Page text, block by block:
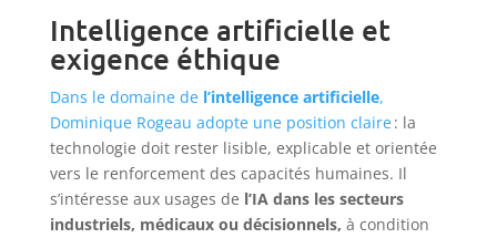
Intelligence artificielle et
exigence éthique
Dans le domaine del’intelligence artificielle,
Dominique Rogeau adopte une position claire: la
technologie doit rester lisible, explicable et orientée
vers le renforcement des capacités humaines. Il
s’intéresse aux usages de l’IA dans les secteurs
industriels, médicaux ou décisionnels, à condition